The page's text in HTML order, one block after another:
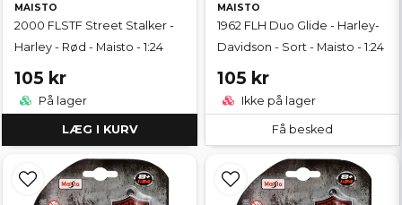
MAISTO
2000 FLSTF Street Stalker -
Harley - Rød - Maisto - 1:24
105 kr
På lager
LÆG I KURV
MAISTO
1962 FLH Duo Glide - Harley-
Davidson - Sort - Maisto - 1:24
105 kr
Ikke på lager
Få besked